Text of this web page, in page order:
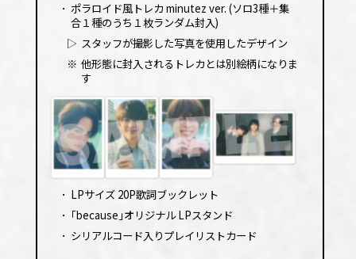
･ ポラロイド風トレカ minutez ver. (ソロ3種＋集
合１種のうち１枚ランダム封入)
▷ スタッフが撮影した写真を使用したデザイン
※ 他形態に封入されるトレカとは別絵柄になりま
す
･ LPサイズ 20P歌詞ブックレット
･ ｢because｣オリジナル LPスタンド
･ シリアルコード入りプレイリストカード